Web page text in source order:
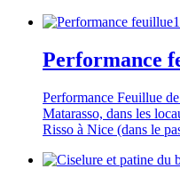
Performance
Performance Feuillue
Matarasso, dans les
Risso à Nice (dans le